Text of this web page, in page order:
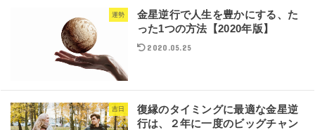
運勢
金星逆行で人生を豊かにする、た
った1つの方法【2020年版】
2020.05.25
吉日
復縁のタイミングに最適な金星逆
行は、２年に一度のビッグチャン